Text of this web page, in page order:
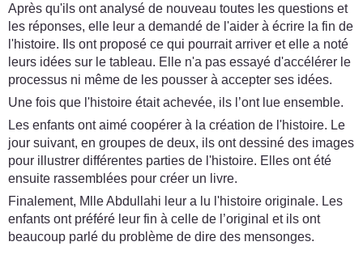
Après qu'ils ont analysé de nouveau toutes les questions et
les réponses, elle leur a demandé de l'aider à écrire la fin de
l'histoire. Ils ont proposé ce qui pourrait arriver et elle a noté
leurs idées sur le tableau. Elle n'a pas essayé d'accélérer le
processus ni même de les pousser à accepter ses idées.
Une fois que l'histoire était achevée, ils l’ont lue ensemble.
Les enfants ont aimé coopérer à la création de l'histoire. Le
jour suivant, en groupes de deux, ils ont dessiné des images
pour illustrer différentes parties de l'histoire. Elles ont été
ensuite rassemblées pour créer un livre.
Finalement, Mlle Abdullahi leur a lu l'histoire originale. Les
enfants ont préféré leur fin à celle de l’original et ils ont
beaucoup parlé du problème de dire des mensonges.